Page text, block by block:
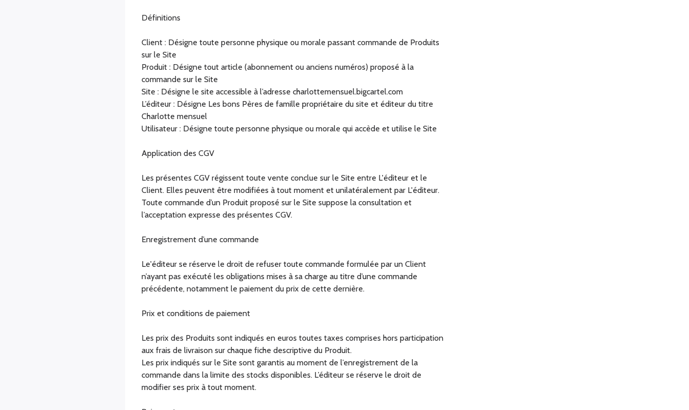
Définitions
Client : Désigne toute personne physique ou morale passant commande de Produits
sur le Site
Produit : Désigne tout article (abonnement ou anciens numéros) proposé à la
commande sur le Site
Site : Désigne le site accessible à l’adresse charlottemensuel.bigcartel.com
L’éditeur : Désigne Les bons Pères de famille propriétaire du site et éditeur du titre
Charlotte mensuel
Utilisateur : Désigne toute personne physique ou morale qui accède et utilise le Site
Application des CGV
Les présentes CGV régissent toute vente conclue sur le Site entre L'éditeur et le
Client. Elles peuvent être modifiées à tout moment et unilatéralement par L'éditeur.
Toute commande d’un Produit proposé sur le Site suppose la consultation et
l’acceptation expresse des présentes CGV.
Enregistrement d’une commande
Le'éditeur se réserve le droit de refuser toute commande formulée par un Client
n’ayant pas exécuté les obligations mises à sa charge au titre d’une commande
précédente, notamment le paiement du prix de cette dernière.
Prix et conditions de paiement
Les prix des Produits sont indiqués en euros toutes taxes comprises hors participation
aux frais de livraison sur chaque fiche descriptive du Produit.
Les prix indiqués sur le Site sont garantis au moment de l’enregistrement de la
commande dans la limite des stocks disponibles. L’éditeur se réserve le droit de
modifier ses prix à tout moment.